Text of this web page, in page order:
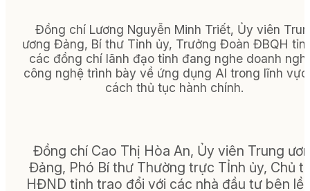
Đồng chí Lương Nguyễn Minh Triết, Ủy viên
ương Đảng, Bí thư Tỉnh ủy, Trưởng Đoàn ĐBQH
các đồng chí lãnh đạo tỉnh đang nghe doanh
công nghệ trình bày về ứng dụng Al trong lĩnh
cách thủ tục hành chính.
Đồng chí Cao Thị Hòa An, Ủy viên Trung
Đảng, Phó Bí thư Thường trực TỈnh ủy, Chủ
HĐND tỉnh trao đổi với các nhà đầu tư bên lề